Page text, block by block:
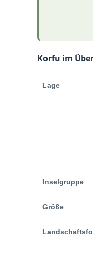
Korfu im
Lage
Inselgruppe
Größe